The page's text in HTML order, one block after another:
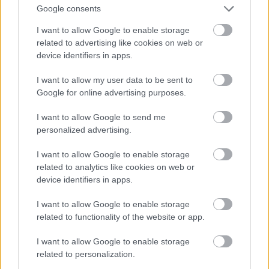
Google consents
I want to allow Google to enable storage
related to advertising like cookies on web or
device identifiers in apps.
I want to allow my user data to be sent to
Google for online advertising purposes.
I want to allow Google to send me
personalized advertising.
I want to allow Google to enable storage
related to analytics like cookies on web or
device identifiers in apps.
I want to allow Google to enable storage
related to functionality of the website or app.
I want to allow Google to enable storage
related to personalization.
immel-ámmal történt meg! Sőt a kövek kiékelése
sem sikerült túl vízszintesre, pedig csak ilyen módon
lehetett volna elkerülni, hogy önmagukban ferdék
legyenek!
3. Jól látszik, hogy a fal vertikálisan sincs rendben!
Akkor sem ha "csak" függőben" nézzük, már itt is 4-5
Felületben nézve pedig egyszerűen +-10cm-re van
síkban az egész!
4. A hármas pontot tovább rontja a kövek látszó
lapjának eltérő "sztokkolása"!
Ha megnézzük a képen a "fuga mérettel" jelölt
köveket, az egyik szinte sík és sűrűn pontozott, a
másik a szélétől dudorodik a közepe felé és
A bal munkás feje fölötti sorban, egészen baloldalt
lévő kő, pedig egyszerűen nincs megmunkálva!